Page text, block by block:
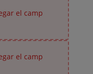
el camp
el camp